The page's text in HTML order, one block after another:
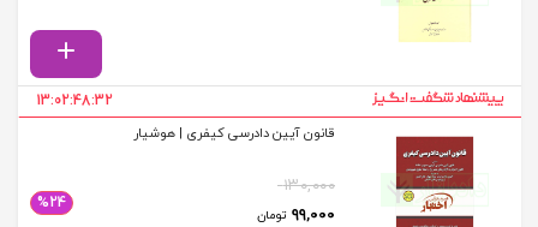
13:02:48:32
قانون آیین دادرسی کیفری | هوشیار
۱۳۰,۰۰۰
قیمت اصلی: ۱۳۰,۰۰۰ تومان بود.
۹۹,۰۰۰ تومانقیمت فعلی: ۹۹,۰۰۰ تومان.
%24